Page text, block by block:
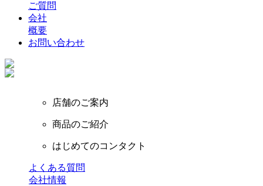
ご質問
会社
概要
お問い合わせ
店舗のご案内
商品のご紹介
はじめてのコンタクト
よくある質問
会社情報